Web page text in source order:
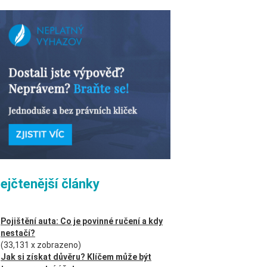
články
Pojištění auta: Co je povinné ručení a kdy
nestačí?
(33,131 x zobrazeno)
Jak si získat důvěru? Klíčem může být